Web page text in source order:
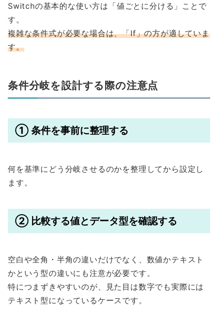
Switchの基本的な使い方は「値ごとに分ける」ことで
す。
複雑な条件式が必要な場合は、「If」の方が適していま
す。
条件分岐を設計する際の注意点
① 条件を事前に整理する
何を基準にどう分岐させるのかを整理してから設定し
ます。
② 比較する値とデータ型を確認する
空白や全角・半角の違いだけでなく、数値かテキスト
かという型の違いにも注意が必要です。
特につまずきやすいのが、見た目は数字でも実際には
テキスト型になっているケースです。